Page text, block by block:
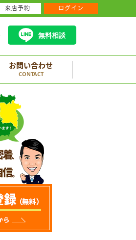
無料相談
お問い合わせ
CONTACT
来店予約 ログイン